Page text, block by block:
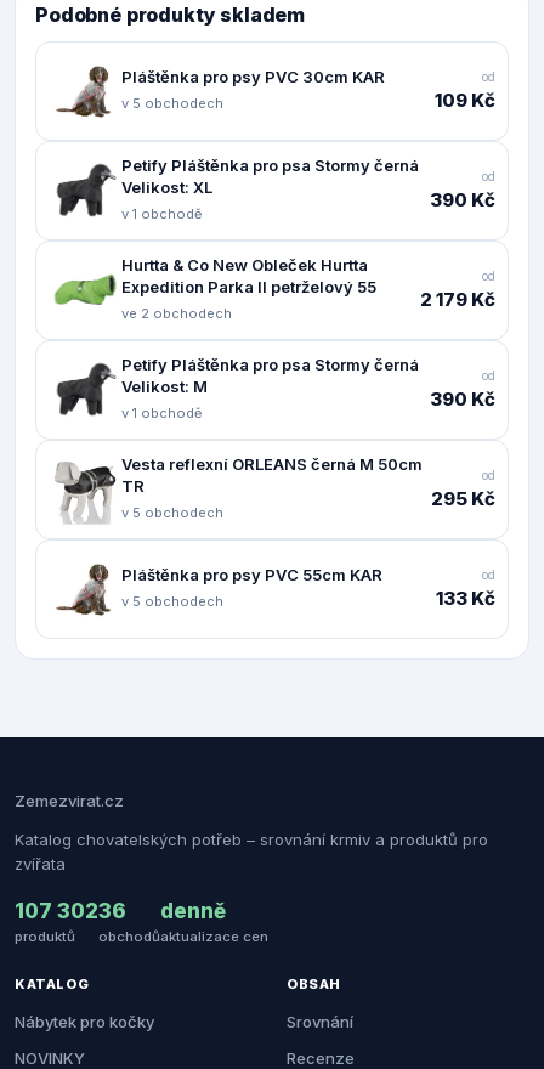
Podobné produkty skladem
Pláštěnka pro psy PVC 30cm KAR
v 5 obchodech
od
109 Kč
Petify Pláštěnka pro psa Stormy černá
Velikost: XL
v 1 obchodě
od
390 Kč
Hurtta & Co New Obleček Hurtta
Expedition Parka II petrželový 55
ve 2 obchodech
od
2 179 Kč
Petify Pláštěnka pro psa Stormy černá
Velikost: M
v 1 obchodě
od
390 Kč
Vesta reflexní ORLEANS černá M 50cm
TR
v 5 obchodech
od
295 Kč
Pláštěnka pro psy PVC 55cm KAR
v 5 obchodech
od
133 Kč
Zemezvirat.cz
Katalog chovatelských potřeb – srovnání krmiv a produktů pro
zvířata
107 302
produktů
36
obchodů
denně
aktualizace cen
KATALOG
Nábytek pro kočky
NOVINKY
OBSAH
Srovnání
Recenze